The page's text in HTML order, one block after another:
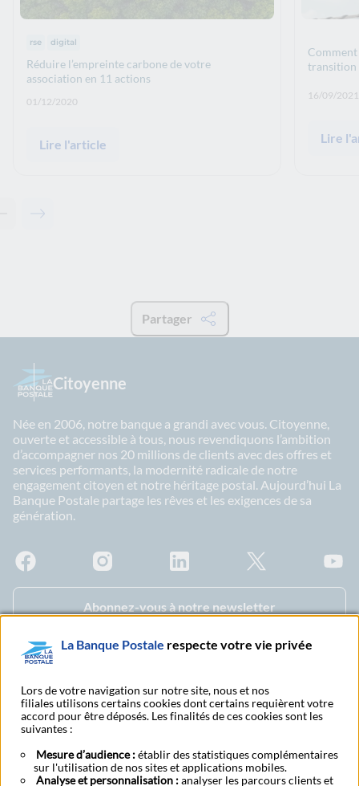
Thématiques :
rse digital
Réduire l’empreinte carbone de votre
association en 11 actions
Date de publication: :
01/12/2020
Lire l'article
Comment
transition
Date de
16/09/2021
Lire
Contenu précédent - À lire également
Contenu suivant - À lire également
Partager
Citoyenne
Née en 2006, notre banque a grandi avec vous. Citoyenne,
ouverte et accessible à tous, nous revendiquons l’ambition
d’accompagner nos 20 millions de clients avec des offres et
services performants, la modernité radicale de notre
engagement citoyen et notre héritage postal. Aujourd’hui La
Banque Postale partage les rêves et les exigences de sa
génération.
Abonnez-vous à notre newsletter
publications
La Banque Postale respecte votre vie privée
Lors de votre navigation sur notre site, nous et nos
filiales utilisons certains cookies dont certains requièrent votre
accord pour être déposés. Les finalités de ces cookies sont les
suivantes :
Mesure d’audience :établir des statistiques complémentaires
sur l'utilisation de nos sites et applications mobiles.
Analyse et personnalisation :analyser les parcours clients et